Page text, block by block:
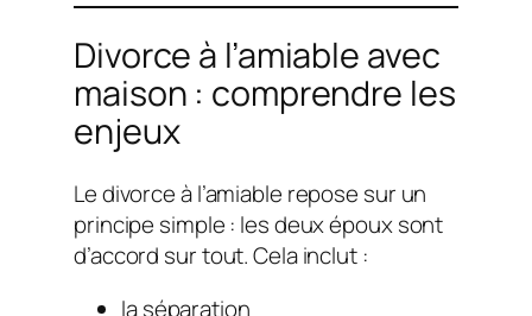
Divorce à l’amiable avec
maison : comprendre les
enjeux
Le divorce à l’amiable repose sur un
principe simple : les deux époux sont
d’accord sur tout. Cela inclut :
la séparation